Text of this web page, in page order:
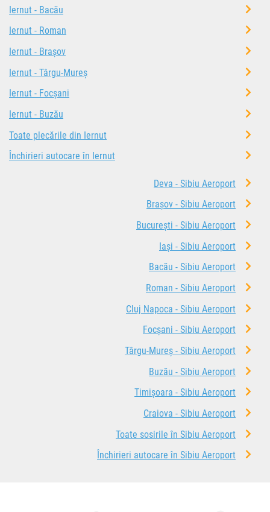
Iernut - Bacău
Iernut - Roman
Iernut - Brașov
Iernut - Târgu-Mureș
Iernut - Focșani
Iernut - Buzău
Toate plecările din Iernut
Închirieri autocare în Iernut
Deva - Sibiu Aeroport
Brașov - Sibiu Aeroport
București - Sibiu Aeroport
Iași - Sibiu Aeroport
Bacău - Sibiu Aeroport
Roman - Sibiu Aeroport
Cluj Napoca - Sibiu Aeroport
Focșani - Sibiu Aeroport
Târgu-Mureș - Sibiu Aeroport
Buzău - Sibiu Aeroport
Timișoara - Sibiu Aeroport
Craiova - Sibiu Aeroport
Toate sosirile în Sibiu Aeroport
Închirieri autocare în Sibiu Aeroport